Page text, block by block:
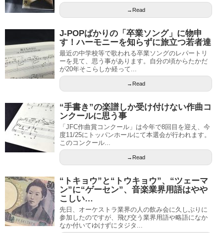
→Read
J-POPばかりの「卒業ソング」に物申
す！ハーモニーを知らずに旅立つ若者達
最近の中学校等で歌われる卒業ソングのレパートリ
ーを見て、思う事があります。自分の頃からたかだ
が20年そこらしか経って...
→Read
“手書き”の楽譜しか受け付けない作曲コ
ンクールに思う事
「JFC作曲賞コンクール」は今年で8回目を迎え、今
度11/25にトッパンホールにて本選会が行われます。
このコンクール...
→Read
“トキョウ”と“トウキョウ”、“ツェーマ
ン”に“ゲーセン”、音楽業界用語はやや
こしい…
先日、オーケストラ業界の人の飲み会に久しぶりに
参加したのですが、飛び交う業界用語や略語になか
なか付いてゆけずにタジタ...